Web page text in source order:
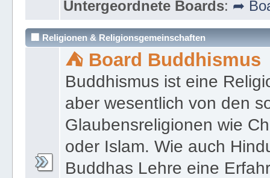
Untergeordnete Boards: ➦
🏢 Religionen & Religionsgemeinschaften
⛺ Board Buddhismus
Buddhismus ist eine
aber wesentlich von den
Glaubensreligionen wie
oder Islam. Wie auch
Buddhas Lehre eine